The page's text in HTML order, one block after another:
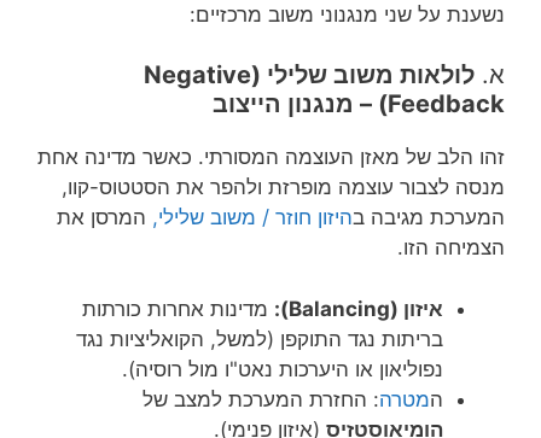
נשענת על שני מנגנוני משוב מרכזיים:
א.
לולאות משוב שלילי (Negative
Feedback) – מנגנון הייצוב
זהו הלב של מאזן העוצמה המסורתי. כאשר מדינה אחת
מנסה לצבור עוצמה מופרזת ולהפר את הסטטוס-קוו,
המערכת מגיבה בהיזון חוזר / משוב שלילי, המרסן את
הצמיחה הזו.
איזון (Balancing):
מדינות אחרות כורתות
בריתות נגד התוקפן (למשל, הקואליציות נגד
נפוליאון או היערכות נאט"ו מול רוסיה).
המטרה: החזרת המערכת למצב של
הומיאוסטזיס (איזון פנימי).